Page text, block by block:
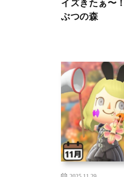
イズきたぁ〜
ぶつの森